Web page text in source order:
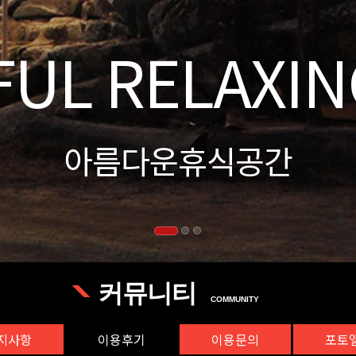
커뮤니티 COMMUNITY
사항 이용후기 이용문의 포토